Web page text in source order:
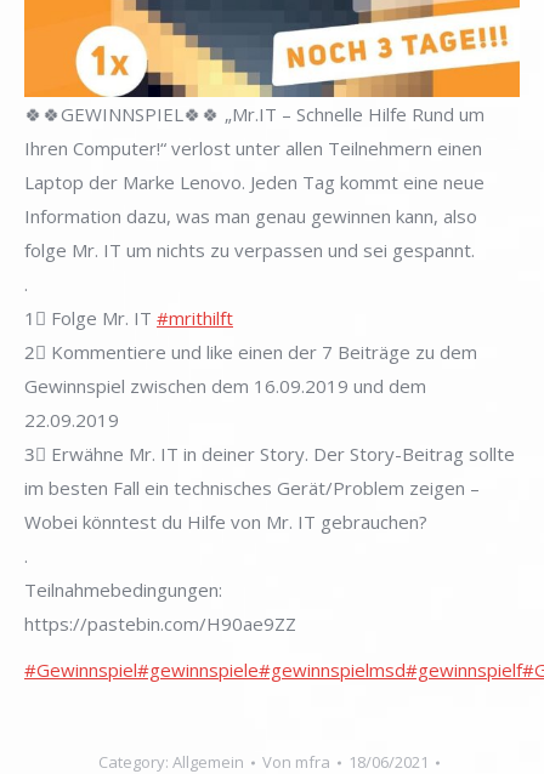
🍀🍀GEWINNSPIEL🍀🍀 „Mr.IT – Schnelle Hilfe Rund um
Ihren Computer!“ verlost unter allen Teilnehmern einen
Laptop der Marke Lenovo. Jeden Tag kommt eine neue
Information dazu, was man genau gewinnen kann, also
folge Mr. IT um nichts zu verpassen und sei gespannt.
.
1⃣ Folge Mr. IT #mrithilft
2⃣ Kommentiere und like einen der 7 Beiträge zu dem
Gewinnspiel zwischen dem 16.09.2019 und dem
22.09.2019
3⃣ Erwähne Mr. IT in deiner Story. Der Story-Beitrag sollte
im besten Fall ein technisches Gerät/Problem zeigen –
Wobei könntest du Hilfe von Mr. IT gebrauchen?
.
Teilnahmebedingungen:
https://pastebin.com/H90ae9ZZ
#Gewinnspiel#gewinnspiele#gewinnspielmsd#gewinnspielf
Category: Allgemein Von mfra
18/06/2021